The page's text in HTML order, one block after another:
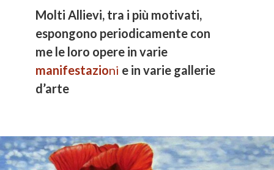
Molti Allievi, tra i più motivati,
espongono periodicamente con
me le loro opere in varie
manifestazioni e in varie gallerie
d’arte